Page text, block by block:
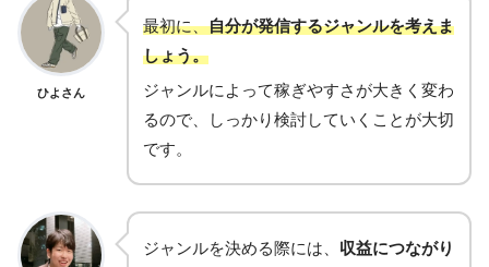
ひよさん
最初に、自分が発信するジャンルを考えま
しょう。
ジャンルによって稼ぎやすさが大きく変わ
るので、しっかり検討していくことが大切
です。
ジャンルを決める際には、 収益につながり